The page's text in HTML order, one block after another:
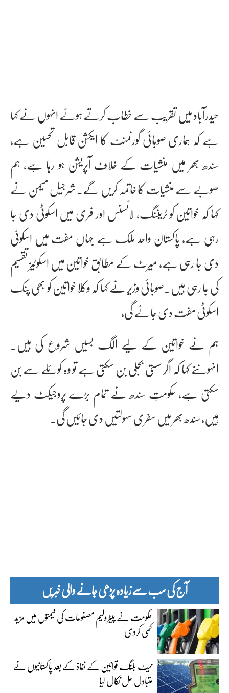
حیدرآباد میں تقریب سے خطاب کرتے ہوئے انہوں نے کہا
ہے کہ ہماری صوبائی گورنمنٹ کا ایکشن قابل تحسین ہے،
سندھ بھر میں منشیات کے خلاف آپریشن ہو رہا ہے، ہم
صوبے سے منشیات کا خاتمہ کریں گے۔شرجیل میمن نے
کہا کہ خواتین کو ٹریننگ، لائسنس اور فری میں اسکوٹی دی جا
رہی ہے، پاکستان واحد ملک ہے جہاں مفت میں اسکوٹی
دی جا رہی ہے، میرٹ کے مطابق خواتین میں اسکوٹیز تقسیم
کی جا رہی ہیں۔صوبائی وزیر نے کہا کہ وکلا خواتین کو بھی پنک
اسکوٹی مفت دی جائے گی،
ہم نے خواتین کے لیے الگ بسیں شروع کی ہیں۔
انہوںنے کہا کہ اگر سستی بجلی بن سکتی ہے تو وہ کوئلے سے بن
سکتی ہے، حکومتِ سندھ نے تمام بڑے پروجیکٹ دیے
ہیں، سندھ بھر میں سفری سہولتیں دی جائیں گی۔
آج کی سب سے زیادہ پڑھی جانے والی خبریں
حکومت نے پیٹرولیم مصنوعات کی قیمتوں میں مزید
کمی کردی
نیٹ بلنگ قوانین کے نفاذ کے بعد پاکستانیوں نے
متبادل حل نکال لیا